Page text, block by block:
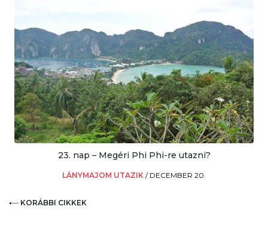
23. nap – Megéri Phi Phi-re utazni?
LÁNYMAJOM UTAZIK / DECEMBER 20.
KORÁBBI CIKKEK